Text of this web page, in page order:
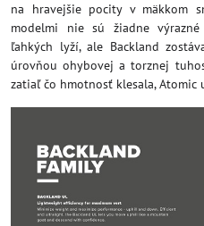
na hravejšie pocity v mäkkom
modelmi nie sú žiadne
ľahkých lyží, ale Backland
úrovňou ohybovej a torznej
zatiaľ čo hmotnosť klesala,